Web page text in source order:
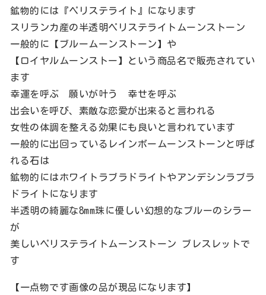
鉱物的には『ペリステライト』になります
スリランカ産の半透明ペリステライトムーンストーン
一般的に【ブルームーンストーン】や
【ロイヤルムーンストー】という商品名で販売されてい
ます
幸運を呼ぶ 願いが叶う 幸せを呼ぶ
出会いを呼び、素敵な恋愛が出来ると言われる
女性の体調を整える効果にも良いと言われています
一般的に出回っているレインボームーンストーンと呼ば
れる石は
鉱物的にはホワイトラブラドライトやアンデシンラブラ
ドライトになります
半透明の綺麗な8mm珠に優しい幻想的なブルーのシラー
が
美しいペリステライトムーンストーン ブレスレットで
す
【一点物です画像の品が現品になります】